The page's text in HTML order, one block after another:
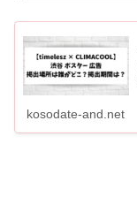
kosodate-and.net